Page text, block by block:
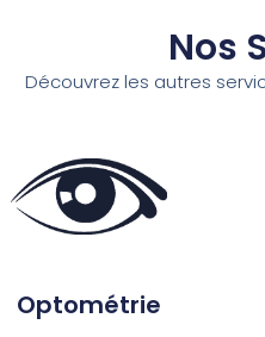
Nos
Découvrez les autres
Optométrie